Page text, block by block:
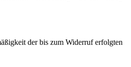
der bis zum Widerruf erfolgten